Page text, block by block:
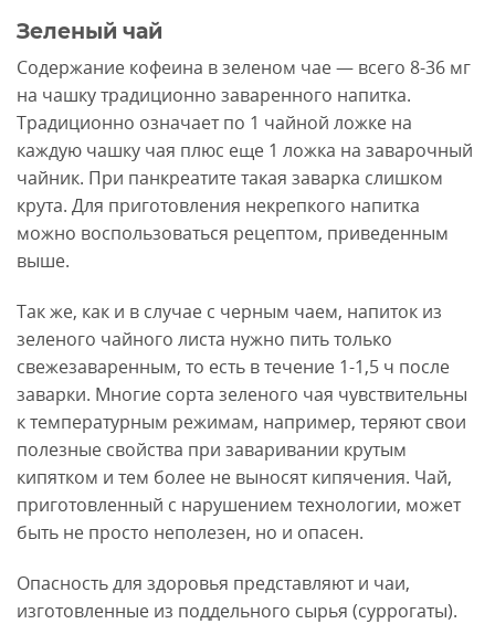
Зеленый чай
Содержание кофеина в зеленом чае — всего 8-36 мг
на чашку традиционно заваренного напитка.
Традиционно означает по 1 чайной ложке на
каждую чашку чая плюс еще 1 ложка на заварочный
чайник. При панкреатите такая заварка слишком
крута. Для приготовления некрепкого напитка
можно воспользоваться рецептом, приведенным
выше.
Так же, как и в случае с черным чаем, напиток из
зеленого чайного листа нужно пить только
свежезаваренным, то есть в течение 1-1,5 ч после
заварки. Многие сорта зеленого чая чувствительны
к температурным режимам, например, теряют свои
полезные свойства при заваривании крутым
кипятком и тем более не выносят кипячения. Чай,
приготовленный с нарушением технологии, может
быть не просто неполезен, но и опасен.
Опасность для здоровья представляют и чаи,
изготовленные из поддельного сырья (суррогаты).